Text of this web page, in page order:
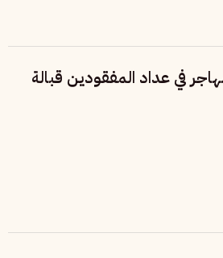
في الأطلسي.. نحو 700 مهاجر في عداد المفقودين قبالة